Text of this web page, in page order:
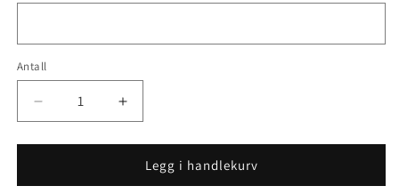
Antall
antallet
for
-
Øk
antallet
for
Kaketopper
-
Legg i handlekurv